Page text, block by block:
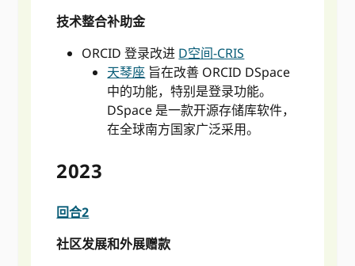
技术整合补助金
ORCID 登录改进 D空间-CRIS
天琴座 旨在改善 ORCID DSpace
中的功能，特别是登录功能。
DSpace 是一款开源存储库软件，
在全球南方国家广泛采用。
2023
回合2
社区发展和外展赠款